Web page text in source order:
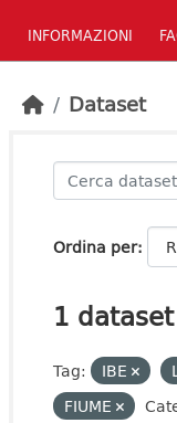
INFORMAZIONI
Dataset
Ordina per
1
Tag: IBE
FIUME